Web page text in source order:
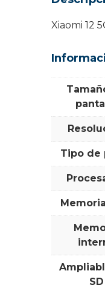
Xiaomi 12
Tipo de
SD